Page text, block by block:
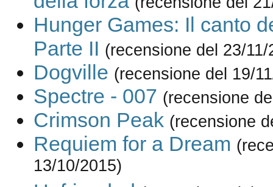
Hunger Games: Il canto
Parte II (recensione del 23/11/
Dogville (recensione del 19/
Spectre - 007 (recensione
Crimson Peak (recensione
Requiem for a Dream
13/10/2015)